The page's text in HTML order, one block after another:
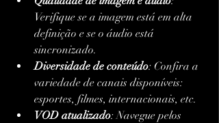
Verifique se a imagem está em alta
definição e se o áudio está
sincronizado.
Diversidade de conteúdo: Confira a
variedade de canais disponíveis:
esportes, filmes, internacionais, etc.
VOD atualizado: Navegue pelos